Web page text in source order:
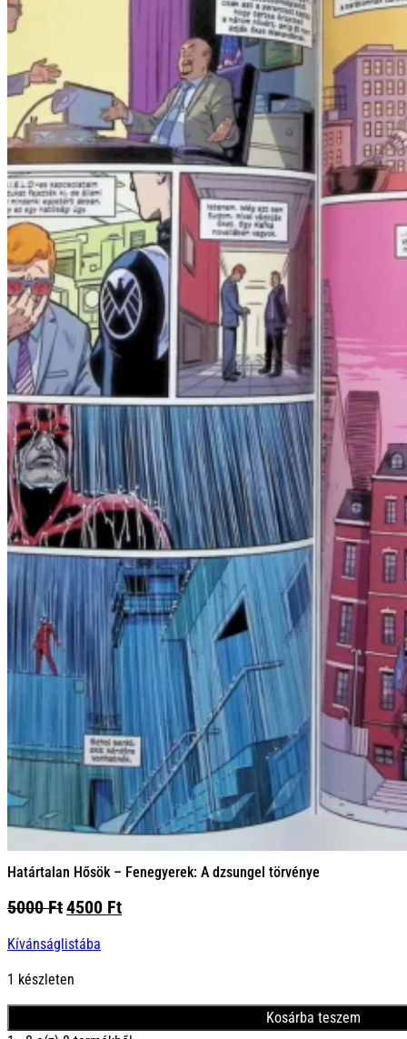
Határtalan Hősök – Fenegyerek: A dzsungel törvénye
5000FtOriginal
was:
4500 FtCurrent
Kívánságlistába
1 készleten
Kosárba teszem